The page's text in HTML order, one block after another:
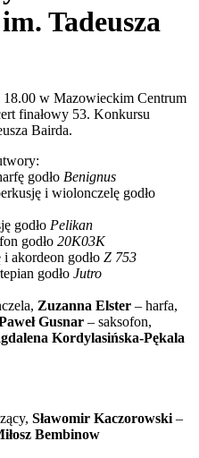
Tadeusza
w Mazowieckim Centrum
finałowy 53. Konkursu
Bairda.
godło Benignus
i wiolonczelę godło
godło Pelikan
godło 20K03K
akordeon godło Z 753
godło Jutro
Zuzanna Elster – harfa,
Gusnar – saksofon,
Kordylasińska-Pękala
Sławomir Kaczorowski –
Bembinow